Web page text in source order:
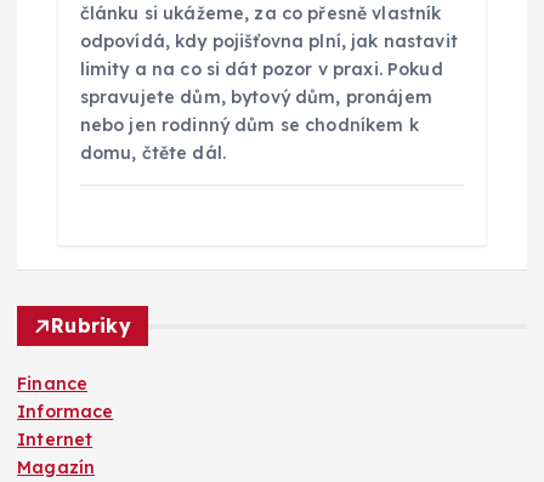
článku si ukážeme, za co přesně vlastník
odpovídá, kdy pojišťovna plní, jak nastavit
limity a na co si dát pozor v praxi. Pokud
spravujete dům, bytový dům, pronájem
nebo jen rodinný dům se chodníkem k
domu, čtěte dál.
Rubriky
Finance
Informace
Internet
Magazín